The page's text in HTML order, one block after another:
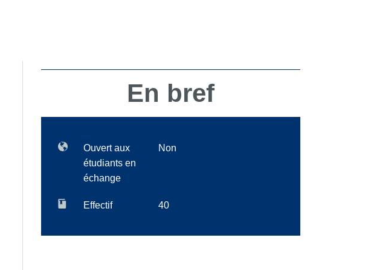
En bref
Ouvert aux
étudiants en
échange
Non
Effectif 40